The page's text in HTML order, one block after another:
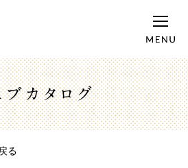
ブカタログ
る